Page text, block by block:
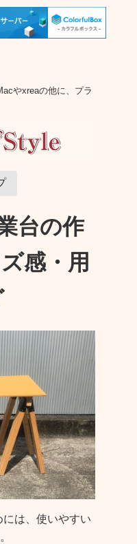
やxreaの他に、プラ
台の作
感・用
は、使いやすい